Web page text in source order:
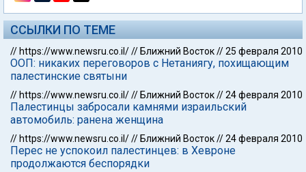
ССЫЛКИ ПО ТЕМЕ
// https://www.newsru.co.il/// Ближний Восток//25 февраля 2010
ООП: никаких переговоров с Нетаниягу, похищающим
палестинские святыни
// https://www.newsru.co.il/// Ближний Восток//24 февраля 2010
Палестинцы забросали камнями израильский
автомобиль: ранена женщина
// https://www.newsru.co.il/// Ближний Восток//24 февраля 2010
Перес не успокоил палестинцев: в Хевроне
продолжаются беспорядки